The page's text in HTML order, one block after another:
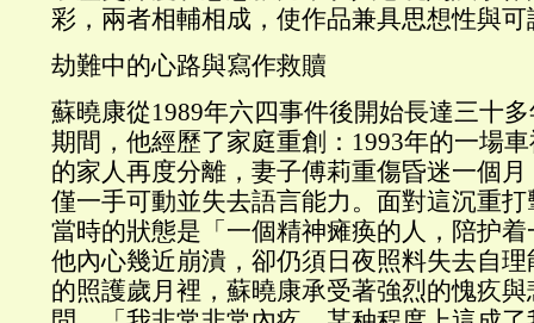
彩，兩者相輔相成，使作品兼具思想性與可
劫難中的心路與寫作救贖
蘇曉康從1989年六四事件後開始長達三十
期間，他經歷了家庭重創：1993年的一場
的家人再度分離，妻子傅莉重傷昏迷一個
僅一手可動並失去語言能力。面對這沉重
當時的狀態是「一個精神瘫痪的人，陪护
他內心幾近崩潰，卻仍須日夜照料失去自
的照護歲月裡，蘇曉康承受著強烈的愧疚